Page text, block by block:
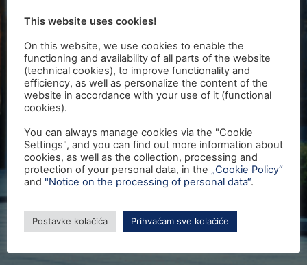
This website uses cookies!
On this website, we use cookies to enable the
functioning and availability of all parts of the website
(technical cookies), to improve functionality and
efficiency, as well as personalize the content of the
website in accordance with your use of it (functional
cookies).
You can always manage cookies via the "Cookie
Settings", and you can find out more information about
cookies, as well as the collection, processing and
protection of your personal data, in the „Cookie Policy“
and "Notice on the processing of personal data“.
Postavke kolačića Prihvaćam sve kolačiće